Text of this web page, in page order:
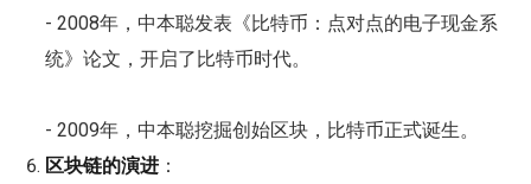
- 2008年，中本聪发表《比特币：点对点的电子现金系
统》论文，开启了比特币时代。
- 2009年，中本聪挖掘创始区块，比特币正式诞生。
区块链的演进：